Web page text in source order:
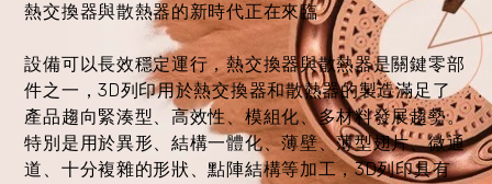
熱交換器與散熱器的新時代正在來臨
設備可以長效穩定運行，熱交換器與散熱器是關鍵零部
件之一，3D列印用於熱交換器和散熱器的製造滿足了
產品趨向緊湊型、高效性、模組化、多材料發展趨勢。
特別是用於異形、結構一體化、薄壁、薄型翅片、微通
道、十分複雜的形狀、點陣結構等加工，3D列印具有